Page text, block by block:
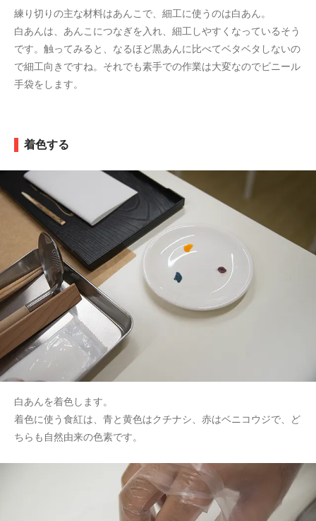
練り切りの主な材料はあんこで、細工に使うのは白あん。
白あんは、あんこにつなぎを入れ、細工しやすくなっているそう
です。触ってみると、なるほど黒あんに比べてベタベタしないの
で細工向きですね。それでも素手での作業は大変なのでビニール
手袋をします。
着色する
白あんを着色します。
着色に使う食紅は、青と黄色はクチナシ、赤はベニコウジで、ど
ちらも自然由来の色素です。